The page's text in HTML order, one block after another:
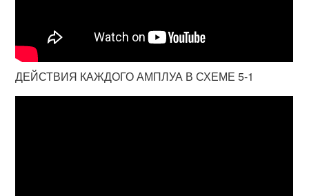
ДЕЙСТВИЯ КАЖДОГО АМПЛУА В СХЕМЕ 5-1